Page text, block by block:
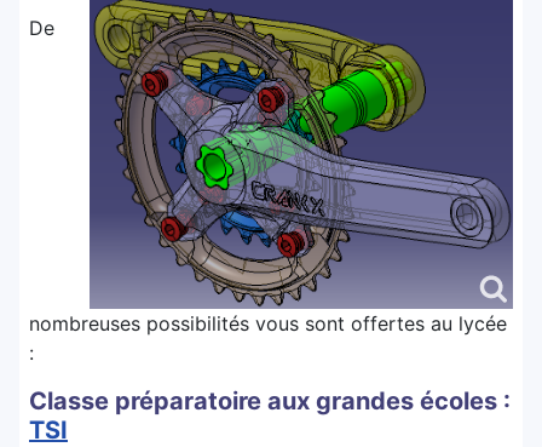
De
nombreuses possibilités vous sont offertes au lycée
:
Classe préparatoire aux grandes écoles :
TSI